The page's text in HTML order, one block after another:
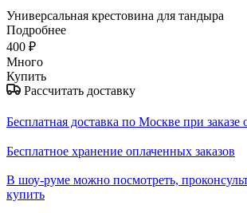
Универсальная крестовина для тандыра
Подробнее
400 ₽
Много
Купить
Рассчитать доставку
Бесплатная доставка по Москве при заказе
Бесплатное хранение оплаченных заказов
В шоу-руме можно посмотреть,
купить